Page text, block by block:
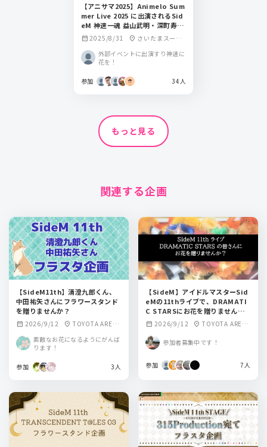
【アニサマ2025】Animelo Sum
mer Live 2025 に出演されるSid
eM 神速一魂 益山武明・深町寿
成・紅井朱雀・黒野玄武・にゃん
喜威の皆さまへフラスタをお贈り
しませんか！
calendar_month 2025/8/31 location_on さいたまスーパ
外部イベントに出演すり神速に
花を！
参加 34人
もっと見る
関連する企画
【SideM11th】清澄九郎くん、
中田祐矢さんにフラワースタンド
を贈りませんか？
calendar_month 2026/9/12 location_on TOYOTA ARENA
素敵なお花になるようにがんば
ります！
参加 3人
【SideM】アイドルマスターSid
eMの11thライブで、DRAMATI
C STARSにお花を贈りません
か？
calendar_month 2026/9/12 location_on TOYOTA ARENA
参加者募集中です！
参加 7人